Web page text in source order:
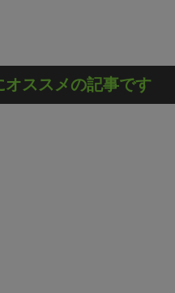
オススメの記事です